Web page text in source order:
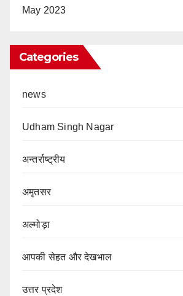
May 2023
Categories
news
Udham Singh Nagar
अन्तर्राष्ट्रीय
अमृतसर
अल्मोड़ा
आपकी सेहत और देखभाल
उत्तर प्रदेश